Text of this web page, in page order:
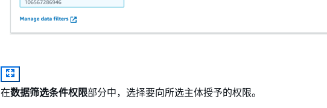
在数据筛选条件权限部分中，选择要向所选主体授予的权限。